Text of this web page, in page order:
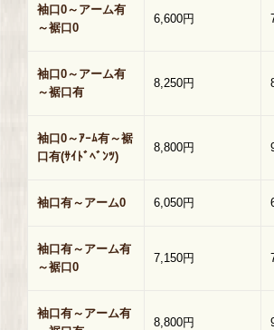
袖口0～アーム有
～裾口0
6,600円
袖口0～アーム有
～裾口有
8,250円
袖口0～ｱｰﾑ有～裾
口有(ｻｲﾄﾞﾍﾞﾝﾂ)
8,800円
袖口有～アーム0 6,050円
袖口有～アーム有
～裾口0
7,150円
袖口有～アーム有
8,800円